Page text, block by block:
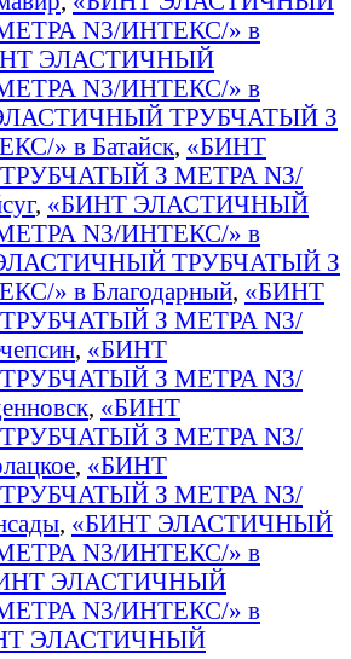
N3/ИНТЕКС/» в
ЭЛАСТИЧНЫЙ
N3/ИНТЕКС/» в
ТРУБЧАТЫЙ З
» в Батайск, «БИНТ
З МЕТРА N3/
, «БИНТ ЭЛАСТИЧНЫЙ
N3/ИНТЕКС/» в
ТРУБЧАТЫЙ З
» в Благодарный, «БИНТ
З МЕТРА N3/
, «БИНТ
З МЕТРА N3/
, «БИНТ
З МЕТРА N3/
, «БИНТ
З МЕТРА N3/
, «БИНТ ЭЛАСТИЧНЫЙ
N3/ИНТЕКС/» в
ЭЛАСТИЧНЫЙ
N3/ИНТЕКС/» в
ЭЛАСТИЧНЫЙ